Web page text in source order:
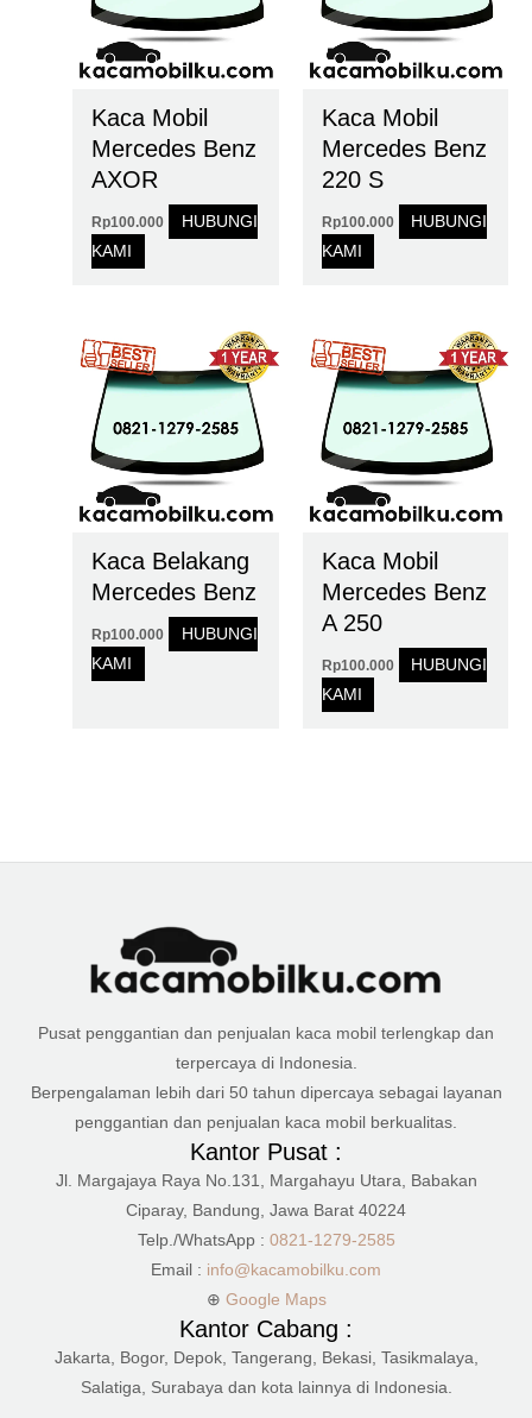
Kaca Mobil
Mercedes Benz
AXOR
Rp100.000
HUBUNGI
KAMI
Kaca Mobil
Mercedes Benz
220 S
Rp100.000
HUBUNGI
KAMI
Kaca Belakang
Mercedes Benz
Rp100.000
HUBUNGI
KAMI
Kaca Mobil
Mercedes Benz
A 250
Rp100.000
HUBUNGI
KAMI
Pusat penggantian dan penjualan kaca mobil terlengkap dan
terpercaya di Indonesia.
Berpengalaman lebih dari 50 tahun dipercaya sebagai layanan
penggantian dan penjualan kaca mobil berkualitas.
Kantor Pusat :
Jl. Margajaya Raya No.131, Margahayu Utara, Babakan
Ciparay, Bandung, Jawa Barat 40224
Telp./WhatsApp : 0821-1279-2585
Email : info@kacamobilku.com
⊕ Google Maps
Kantor Cabang :
Jakarta, Bogor, Depok, Tangerang, Bekasi, Tasikmalaya,
Salatiga, Surabaya dan kota lainnya di Indonesia.